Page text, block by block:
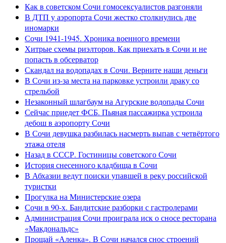
Как в советском Сочи гомосексуалистов разгоняли
В ДТП у аэропорта Сочи жестко столкнулись две
иномарки
Сочи 1941-1945. Хроника военного времени
Хитрые схемы риэлторов. Как приехать в Сочи и не
попасть в обсерватор
Скандал на водопадах в Сочи. Верните наши деньги
В Сочи из-за места на парковке устроили драку со
стрельбой
Незаконный шлагбаум на Агурские водопады Сочи
Сейчас приедет ФСБ. Пьяная пассажирка устроила
дебош в аэропорту Сочи
В Сочи девушка разбилась насмерть выпав с четвёртого
этажа отеля
Назад в СССР. Гостиницы советского Сочи
История снесенного кладбища в Сочи
В Абхазии ведут поиски упавшей в реку российской
туристки
Прогулка на Министерские озера
Сочи в 90-х. Бандитские разборки с гастролерами
Администрация Сочи проиграла иск о сносе ресторана
«Макдональдс»
Прощай «Аленка». В Сочи начался снос строений